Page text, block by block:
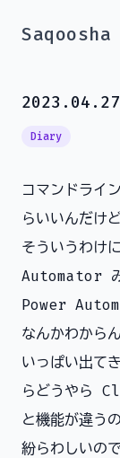
Saqoosha
2023.04.27
Diary
コマンドライ
らいいんだけ
そういうわけ
Automator み
Power
なんかわから
いっぱい出て
らどうやら
と機能が違う
紛らわしいの